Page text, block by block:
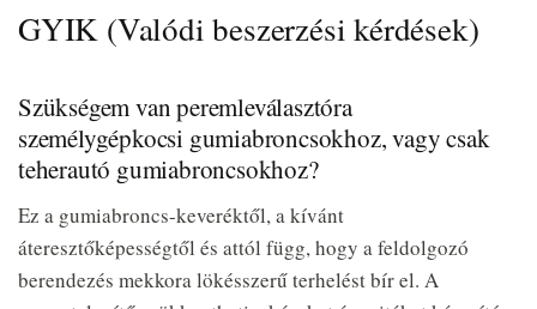
GYIK (Valódi beszerzési kérdések)
Szükségem van peremleválasztóra
személygépkocsi gumiabroncsokhoz, vagy csak
teherautó gumiabroncsokhoz?
Ez a gumiabroncs-keveréktől, a kívánt
áteresztőképességtől és attól függ, hogy a feldolgozó
berendezés mekkora lökésszerű terhelést bír el. A